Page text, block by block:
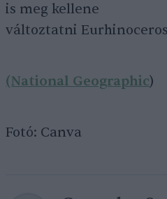
is meg kellene
változtatni
(National Geographic)
Fotó: Canva